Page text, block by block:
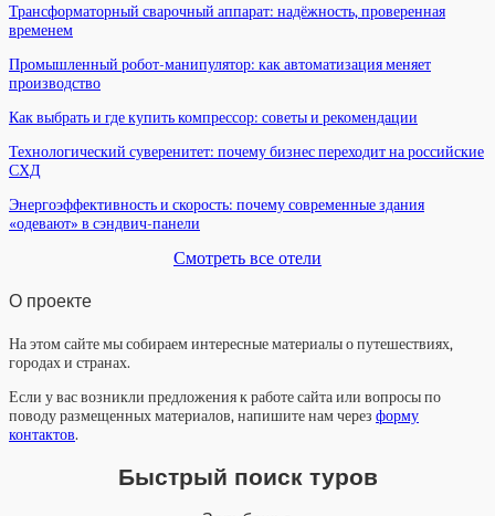
Трансформаторный сварочный аппарат: надёжность, проверенная
временем
Промышленный робот-манипулятор: как автоматизация меняет
производство
Как выбрать и где купить компрессор: советы и рекомендации
Технологический суверенитет: почему бизнес переходит на российские
СХД
Энергоэффективность и скорость: почему современные здания
«одевают» в сэндвич-панели
Смотреть все отели
О проекте
На этом сайте мы собираем интересные материалы о путешествиях,
городах и странах.
Если у вас возникли предложения к работе сайта или вопросы по
поводу размещенных материалов, напишите нам через форму
контактов.
Быстрый поиск туров